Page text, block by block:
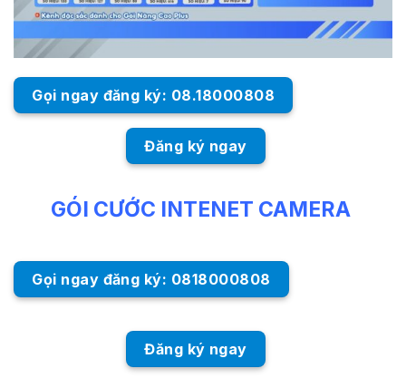
Gọi ngay đăng ký: 08.18000808
Đăng ký ngay
GÓI CƯỚC INTENET CAMERA
Gọi ngay đăng ký: 0818000808
Đăng ký ngay